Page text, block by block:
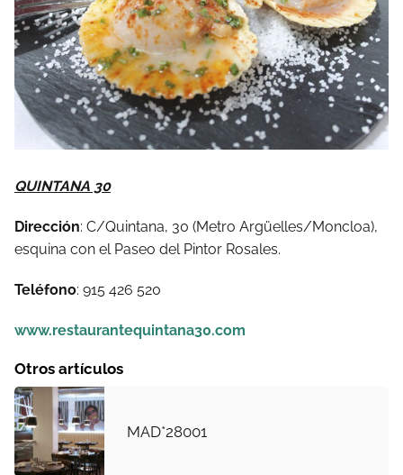
QUINTANA 30
Dirección: C/Quintana, 30 (Metro Argüelles/Moncloa),
esquina con el Paseo del Pintor Rosales.
Teléfono: 915 426 520
www.restaurantequintana30.com
Otros artículos
MAD*28001